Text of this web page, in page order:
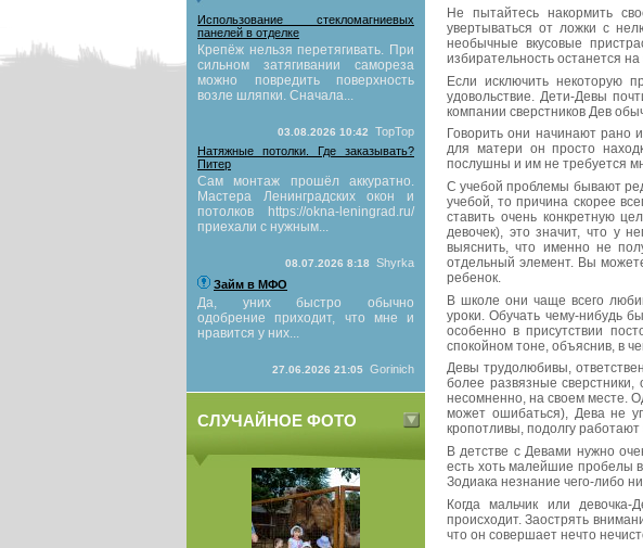
Использование стекломагниевых
панелей в отделке
Крепёж нельзя перетягивать. При
сильном затягивании самореза
можно повредить поверхность
возле шляпки. Сначала...
03.08.2026 10:42
TopTop
Натяжные потолки. Где заказывать?
Питер
Сам монтаж прошёл аккуратно.
Мастера Ленинградских окон и
потолков https://okna-leningrad.ru/
приехали с нужным...
08.07.2026 8:18
Shyrka
Займ в МФО
Да, уних быстро обычно
одобрение приходит, что мне и
нравится у них...
27.06.2026 21:05 Gorinich
СЛУЧАЙНОЕ ФОТО
Не пытайтесь накормить
увертываться от ложки с
необычные вкусовые
избирательность останется
Если исключить некоторую
удовольствие. Дети-Девы
компании сверстников Дев
Говорить они начинают рано
для матери он просто
послушны и им не требуется
С учебой проблемы бывают
учебой, то причина скорее
ставить очень конкретную
девочек), это значит, что у
выяснить, что именно не
отдельный элемент. Вы
ребенок.
В школе они чаще всего
уроки. Обучать чему-нибудь
особенно в присутствии
спокойном тоне, объяснив, в
Девы трудолюбивы,
более развязные сверстники,
несомненно, на своем месте.
может ошибаться), Дева не
кропотливы, подолгу
В детстве с Девами нужно
есть хоть малейшие пробелы
Зодиака незнание чего-либо
Когда мальчик или
происходит. Заострять
что он совершает нечто